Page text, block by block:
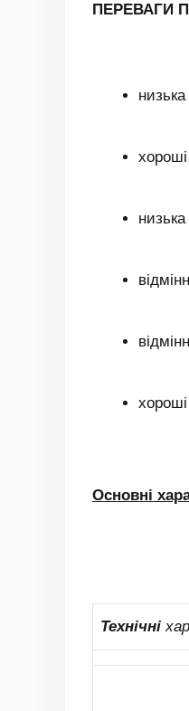
ПЕРЕВАГИ
хороші
низька
Основні
Технічні